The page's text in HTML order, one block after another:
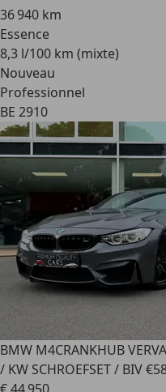
36 940 km
Essence
8,3 l/100 km (mixte)
Nouveau
Professionnel
BE 2910
BMW M4CRANKHUB
/ KW SCHROEFSET / BIV